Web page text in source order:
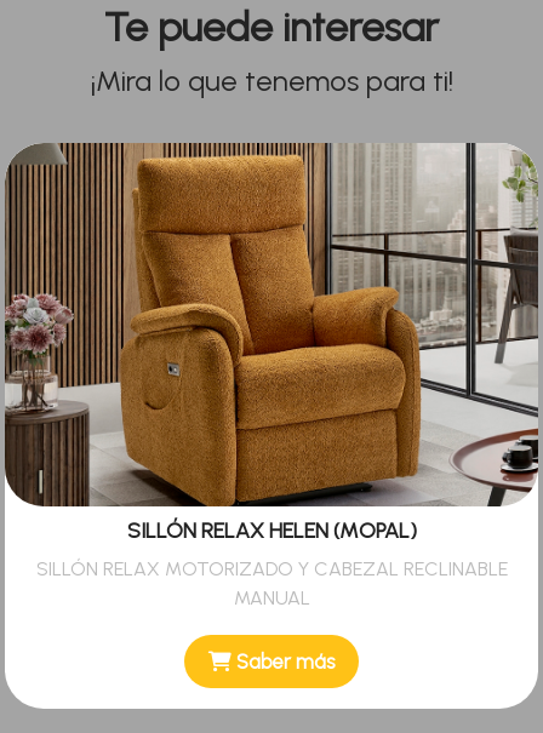
Te puede interesar
¡Mira lo que tenemos para ti!
SILLÓN RELAX HELEN (MOPAL)
SILLÓN RELAX MOTORIZADO Y CABEZAL RECLINABLE
MANUAL
Saber más